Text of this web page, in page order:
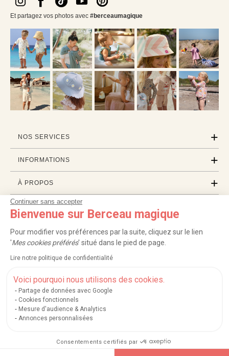
Continuer sans accepter
Bienvenue sur Berceau magique
Pour modifier vos préférences par la suite, cliquez sur le lien
'Mes cookies préférés' situé dans le pied de page.
Lire notre politique de confidentialité
Voici pourquoi nous utilisons des cookies.
Partage de données avec Google
Cookies fonctionnels
Mesure d'audience & Analytics
Annonces personnalisées
Consentements certifiés par
Et partagez vos photos avec #berceaumagique
NOS SERVICES
INFORMATIONS
À PROPOS
PROFESSIONNELS
LISTES CADEAUX
Service après-vente| FAQ |Rappels de produits|Protection des données
Mentions légales et crédits Conditions générales de ventes
Nos moyens de paiement sécurisés
Exauceur de souhaits© 2004-2026